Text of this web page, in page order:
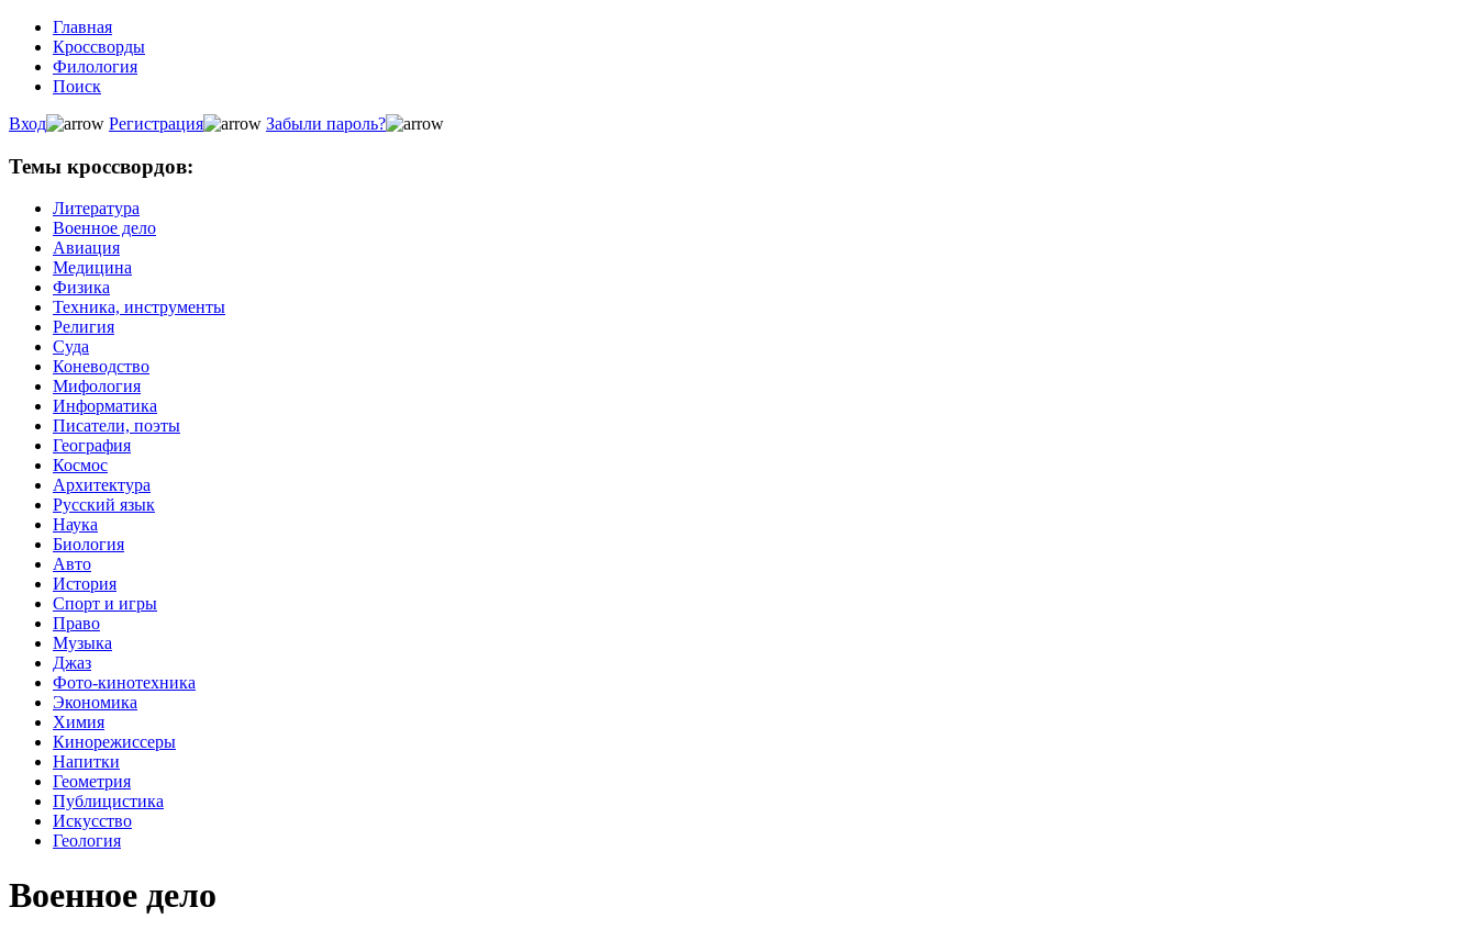
Главная
Кроссворды
Филология
Поиск
Вход
Регистрация Забыли пароль?
Темы кроссвордов:
Литература
Военное дело
Авиация
Медицина
Физика
Техника, инструменты
Религия
Суда
Коневодство
Мифология
Информатика
Писатели, поэты
География
Космос
Архитектура
Русский язык
Наука
Биология
Авто
История
Спорт и игры
Право
Музыка
Джаз
Фото-кинотехника
Экономика
Химия
Кинорежиссеры
Напитки
Геометрия
Публицистика
Искусство
Геология
Военное дело